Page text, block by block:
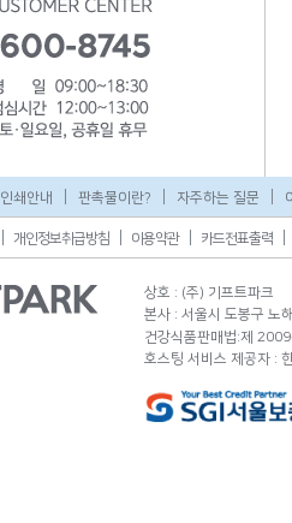
인쇄안내 판촉물이란? 자주하는 질문
개인정보취급방침 이용약관 카드전표출력
상호 : (주) 기프트파크
본사 : 서울시 도봉구 노
건강식품판매법:제
호스팅 서비스 제공자 :